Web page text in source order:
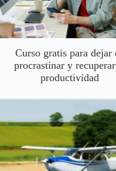
Curso gratis para dejar
procrastinar y
productividad